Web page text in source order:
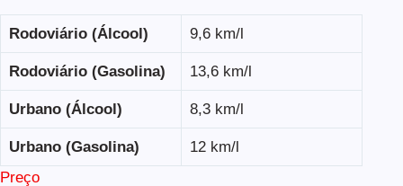
Rodoviário (Álcool) 9,6 km/l
Rodoviário (Gasolina) 13,6 km/l
Urbano (Álcool) 8,3 km/l
Urbano (Gasolina)
12 km/l
Preço